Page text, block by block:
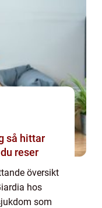
reser
översikt
hos
som